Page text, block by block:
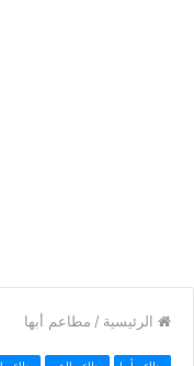
الرئيسية / مطاعم أبها